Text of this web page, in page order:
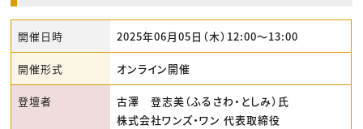
開催日時 2025年06月05日（木）12:00〜13:00
開催形式 オンライン開催
登壇者
古澤 登志美（ふるさわ・としみ）氏
株式会社ワンズ・ワン 代表取締役